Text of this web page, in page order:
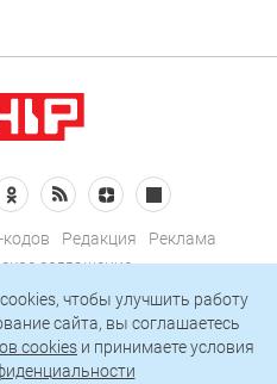
кодов Редакция
Реклама
соглашение
на рассылку
чтобы улучшить работу
сайта, вы соглашаетесь
cookies и принимаете условия